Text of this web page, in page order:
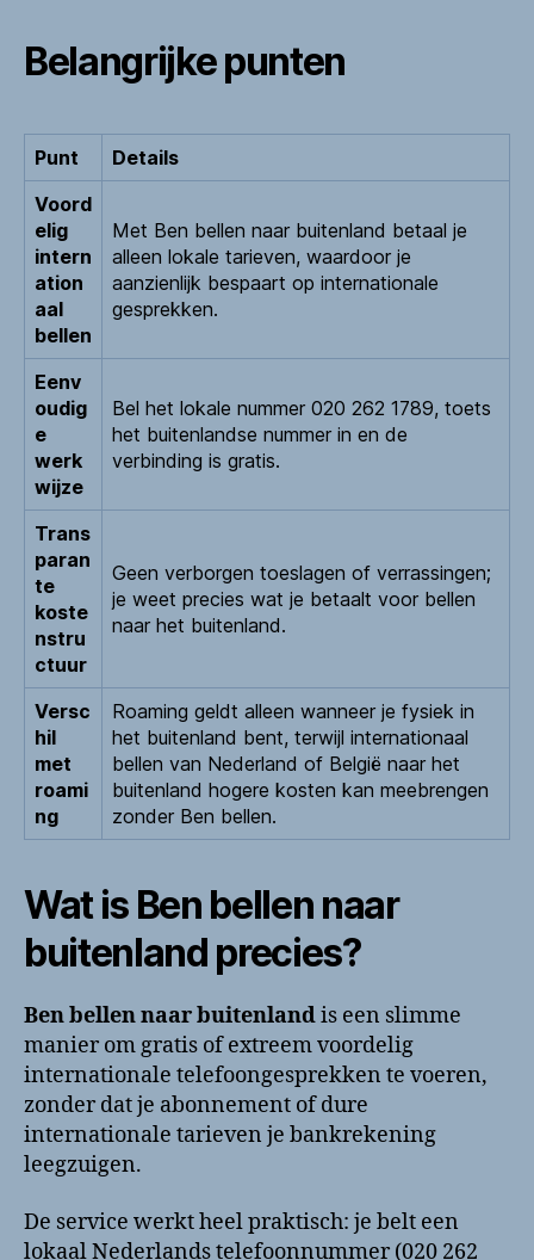
Belangrijke punten
Punt
Details
Voord
elig
intern
ation
aal
bellen
Met Ben bellen naar buitenland betaal je
alleen lokale tarieven, waardoor je
aanzienlijk bespaart op internationale
gesprekken.
Eenv
oudig
e
werk
wijze
Bel het lokale nummer 020 262 1789, toets
het buitenlandse nummer in en de
verbinding is gratis.
Trans
paran
te
koste
nstru
ctuur
Geen verborgen toeslagen of verrassingen;
je weet precies wat je betaalt voor bellen
naar het buitenland.
Versc
hil
met
roami
ng
Roaming geldt alleen wanneer je fysiek in
het buitenland bent, terwijl internationaal
bellen van Nederland of België naar het
buitenland hogere kosten kan meebrengen
zonder Ben bellen.
Wat is Ben bellen naar
buitenland precies?
Ben bellen naar buitenlandis een slimme
manier om gratis of extreem voordelig
internationale telefoongesprekken te voeren,
zonder dat je abonnement of dure
internationale tarieven je bankrekening
leegzuigen.
De service werkt heel praktisch: je belt een
lokaal Nederlands telefoonnummer (020 262